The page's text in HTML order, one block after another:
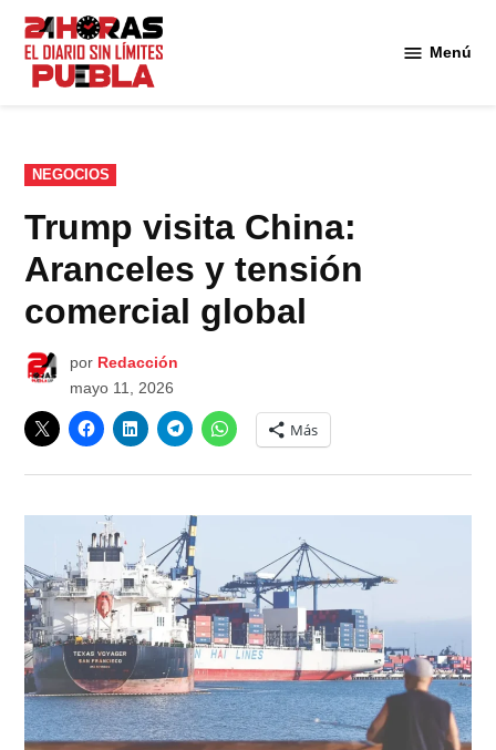
Saltar
contenido
Menú
PUBLICADO
EN
NEGOCIOS
Trump visita China:
Aranceles y tensión
comercial global
por Redacción
mayo 11, 2026
Más